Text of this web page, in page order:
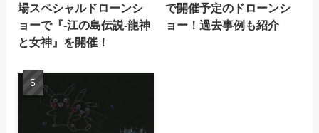
場スペシャルドローンシ
ョーで『-江の島伝説-龍神
と女神』を開催！
で開催予定のドローンシ
ョー！過去事例も紹介